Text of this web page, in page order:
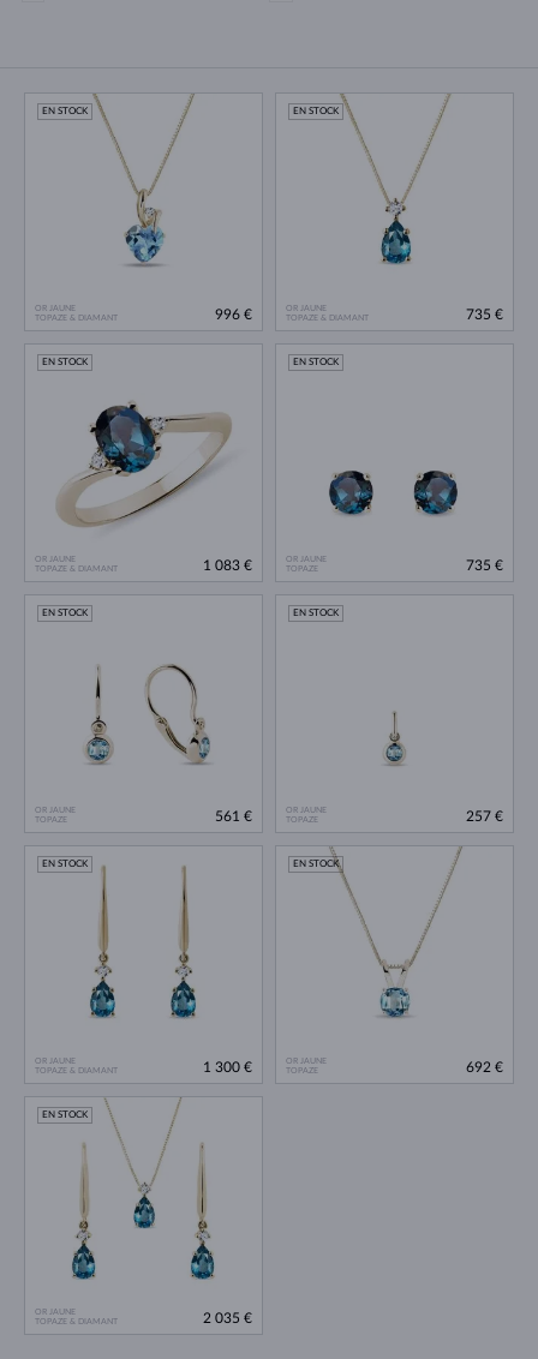
OR JAUNE
TOPAZE & DIAMANT
EN STOCK
996 €
OR JAUNE
TOPAZE & DIAMANT
EN STOCK
735 €
OR JAUNE
TOPAZE & DIAMANT
EN STOCK
1 083 €
OR JAUNE
TOPAZE
EN STOCK
735 €
OR JAUNE
TOPAZE
EN STOCK
561 €
OR JAUNE
TOPAZE
EN STOCK
257 €
OR JAUNE
TOPAZE & DIAMANT
EN STOCK
1 300 €
OR JAUNE
TOPAZE
EN STOCK
692 €
OR JAUNE
TOPAZE & DIAMANT
EN STOCK
2 035 €